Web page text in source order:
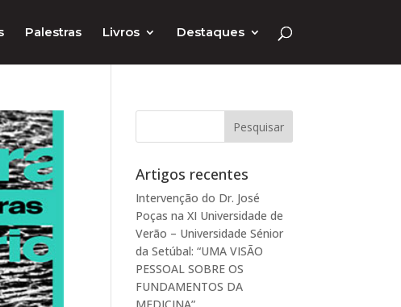
Palestras Livros Destaques
Artigos recentes
Intervenção do Dr. José
Poças na XI Universidade de
Verão – Universidade Sénior
da Setúbal: “UMA VISÃO
PESSOAL SOBRE OS
FUNDAMENTOS DA